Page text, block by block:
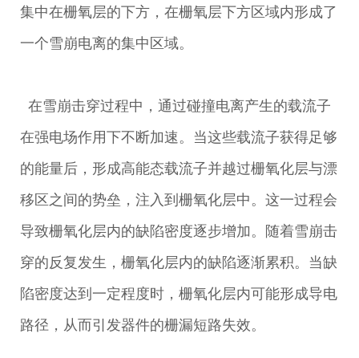
集中在栅氧层的下方，在栅氧层下方区域内形成了
一个雪崩电离的集中区域。
在雪崩击穿过程中，通过碰撞电离产生的载流子
在强电场作用下不断加速。当这些载流子获得足够
的能量后，形成高能态载流子并越过栅氧化层与漂
移区之间的势垒，注入到栅氧化层中。这一过程会
导致栅氧化层内的缺陷密度逐步增加。随着雪崩击
穿的反复发生，栅氧化层内的缺陷逐渐累积。当缺
陷密度达到一定程度时，栅氧化层内可能形成导电
路径，从而引发器件的栅漏短路失效。